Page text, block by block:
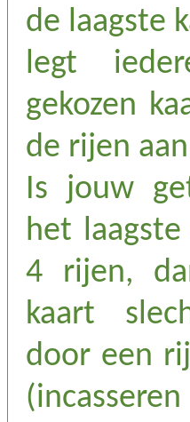
de laagste
legt
gekozen
de rijen
Is jouw
het
4 rijen,
kaart
door een